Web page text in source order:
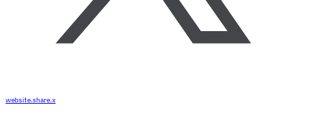
website.share.x